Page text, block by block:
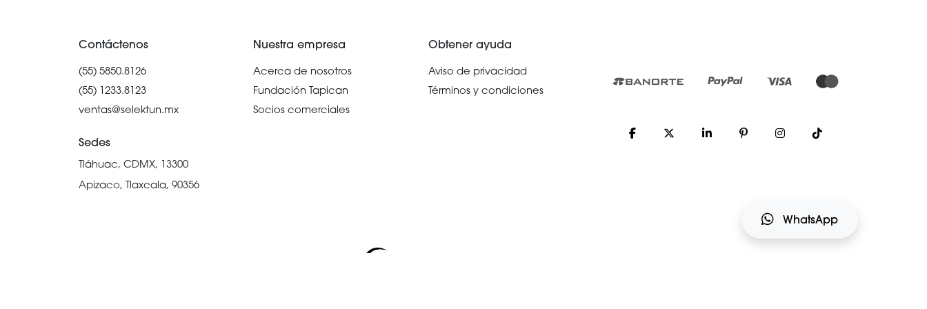
Contáctenos
(55) 5850.8126
(55) 1233.8123
ventas@selektun.mx
Sedes
Tláhuac, CDMX, 13300
Apizaco, Tlaxcala, 90356
Nuestra empresa
Acerca de nosotros
Fundación Tapican
Socios comerciales
Obtener ayuda
Aviso de privacidad
Términos y condiciones
WhatsApp